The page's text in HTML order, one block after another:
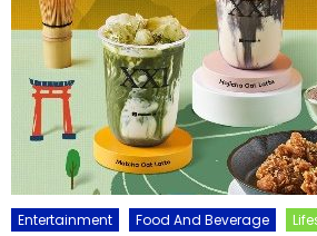
Entertainment Food And Beverage